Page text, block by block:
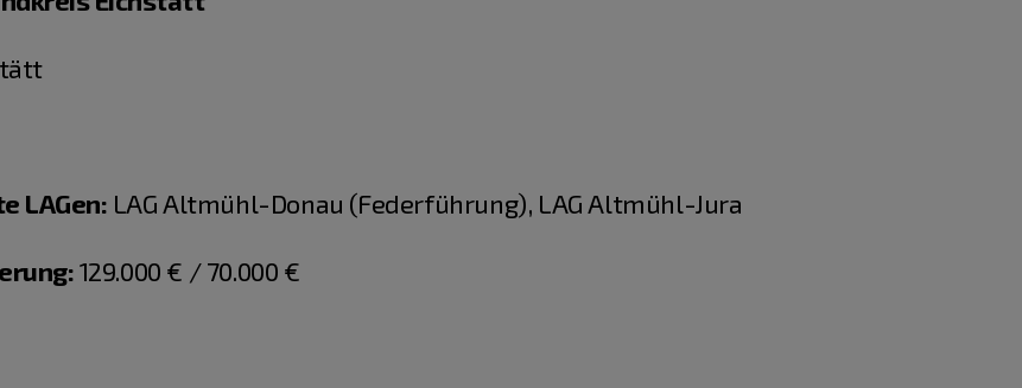
LAGen: LAG Altmühl-Donau (Federführung), LAG Altmühl-Jura
129.000 € / 70.000 €